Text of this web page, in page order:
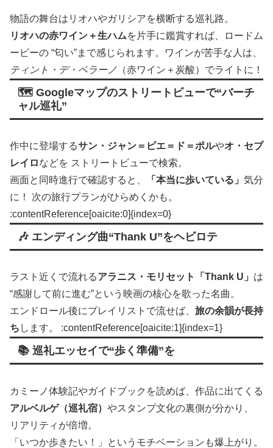
物語の舞台はリオハやガリシアを横断する巡礼路。
リオハの赤ワイン＋生ハムを片手に鑑賞すれば、ロードム
ービーの “匂い”まで感じられます。ワインが苦手な人は、
ティント・デ・ベラーノ （赤ワイン＋炭酸）でライトに！
🗺️ Googleマップのストリートビューで“バーチ
ャル巡礼”
作中に登場するサン・ジャン＝ピエ＝ド＝ポルやオ・セブ
レイロなどを ストリートビューで検索。
画面と同時進行で確認すると、
「本当に歩いている」 気分
に！ 次の旅行プランがひらめくかも。
:contentReference[oaicite:0]{index=0}
🎶 エンディング曲“Thank U”をヘビロテ
ラスト近くで流れるアラニス・モリセット「Thank U」 は
“感謝して前に進む”という映画の核心を歌った名曲。
エンドロール後にプレイリストで流せば、 旅の余韻が長持
ち します。 :contentReference[oaicite:1]{index=1}
📚 巡礼エッセイで“歩く準備”を
カミーノ体験記やガイドブックを読めば、作品に出てくる
アルベルゲ（巡礼宿） やスタンプ文化の裏側が分かり、
リアリティが倍増。
「いつか歩きたい！」というモチベーションも爆上がり。